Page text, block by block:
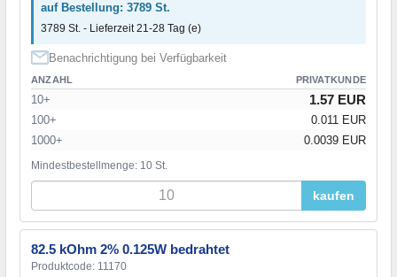
auf Bestellung: 3789 St.
3789 St. - Lieferzeit 21-28 Tag (e)
Benachrichtigung bei Verfügbarkeit
ANZAHL PRIVATKUNDE
10+ 1.57 EUR
100+
0.011 EUR
1000+
0.0039 EUR
Mindestbestellmenge: 10 St.
kaufen
82.5 kOhm 2% 0.125W bedrahtet
Produktcode: 11170